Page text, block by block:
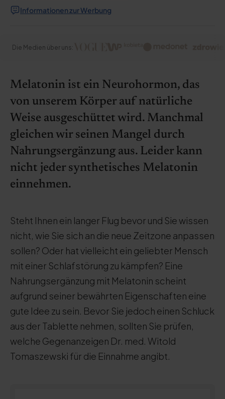
Informationen zur Werbung
Die Medien über uns:
Melatonin ist ein Neurohormon, das
von unserem Körper auf natürliche
Weise ausgeschüttet wird. Manchmal
gleichen wir seinen Mangel durch
Nahrungsergänzung aus. Leider kann
nicht jeder synthetisches Melatonin
einnehmen.
Steht Ihnen ein langer Flug bevor und Sie wissen
nicht, wie Sie sich an die neue Zeitzone anpassen
sollen? Oder hat vielleicht ein geliebter Mensch
mit einer Schlafstörung zu kämpfen? Eine
Nahrungsergänzung mit Melatonin scheint
aufgrund seiner bewährten Eigenschaften eine
gute Idee zu sein. Bevor Sie jedoch einen Schluck
aus der Tablette nehmen, sollten Sie prüfen,
welche Gegenanzeigen Dr. med. Witold
Tomaszewski für die Einnahme angibt.